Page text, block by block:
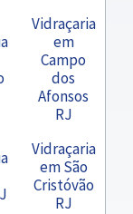
Vidraçaria
em
Campo
dos
Afonsos
RJ
Vidraçaria
em São
Cristóvão
RJ